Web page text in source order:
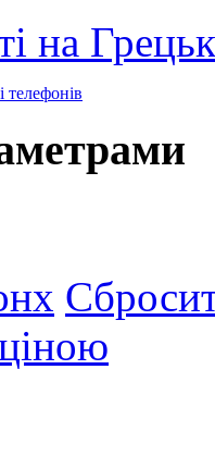
на
телефонів
x